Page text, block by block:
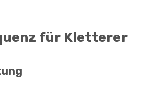
für Kletterer